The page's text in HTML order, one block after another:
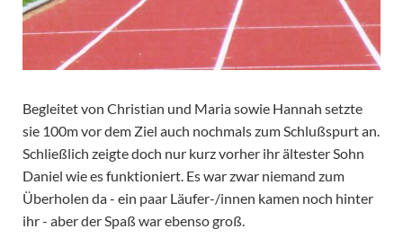
Begleitet von Christian und Maria sowie Hannah setzte
sie 100m vor dem Ziel auch nochmals zum Schlußspurt an.
Schließlich zeigte doch nur kurz vorher ihr ältester Sohn
Daniel wie es funktioniert. Es war zwar niemand zum
Überholen da - ein paar Läufer-/innen kamen noch hinter
ihr - aber der Spaß war ebenso groß.